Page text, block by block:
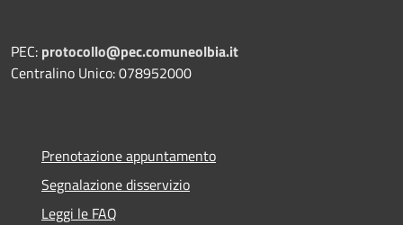
PEC: protocollo@pec.comuneolbia.it
Centralino Unico: 078952000
Prenotazione appuntamento
Segnalazione disservizio
Leggi le FAQ